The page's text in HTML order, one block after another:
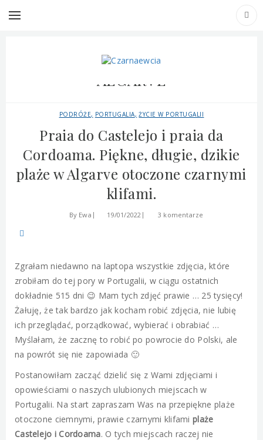
TAG ARCHIVES: PLAŻE W
ALGARVE
PODRÓŻE PORTUGALIA ŻYCIE W PORTUGALII
Praia do Castelejo i praia da
Cordoama. Piękne, długie, dzikie
plaże w Algarve otoczone czarnymi
klifami.
By Ewa 19/01/2022 3 komentarze
Zgrałam niedawno na laptopa wszystkie zdjęcia, które
zrobiłam do tej pory w Portugalii, w ciągu ostatnich
dokładnie 515 dni 😉 Mam tych zdjęć prawie … 25 tysięcy!
Żałuję, że tak bardzo jak kocham robić zdjęcia, nie lubię
ich przeglądać, porządkować, wybierać i obrabiać …
Myślałam, że zacznę to robić po powrocie do Polski, ale
na powrót się nie zapowiada 🙂
Postanowiłam zacząć dzielić się z Wami zdjęciami i
opowieściami o naszych ulubionych miejscach w
Portugalii. Na start zapraszam Was na przepiękne plaże
otoczone ciemnymi, prawie czarnymi klifamiplaże
Castelejo i Cordoama. O tych miejscach raczej nie